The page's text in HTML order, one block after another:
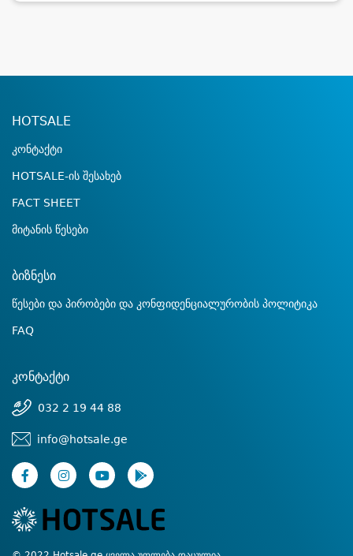
HOTSALE
კონტაქტი
HOTSALE-ის შესახებ
FACT SHEET
მიტანის წესები
ბიზნესი
წესები და პირობები და კონფიდენციალურობის პოლიტიკა
FAQ
კონტაქტი
032 2 19 44 88
info@hotsale.ge